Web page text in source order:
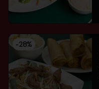
-28%